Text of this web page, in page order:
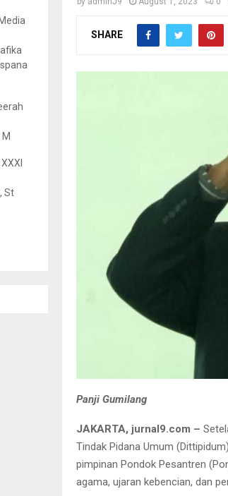
SHARE
Panji Gumilang
JAKARTA, jurnal9.com –
Tindak Pidana Umum
pimpinan Pondok Pesantren
agama, ujaran kebencian, dan
R
H
St